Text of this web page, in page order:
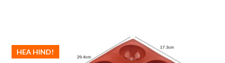
HEA HIND!